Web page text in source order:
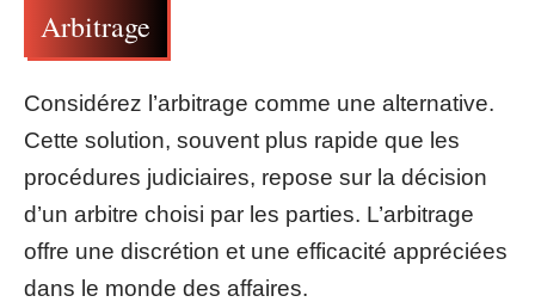
Arbitrage
Considérez l’arbitrage comme une alternative.
Cette solution, souvent plus rapide que les
procédures judiciaires, repose sur la décision
d’un arbitre choisi par les parties. L’arbitrage
offre une discrétion et une efficacité appréciées
dans le monde des affaires.